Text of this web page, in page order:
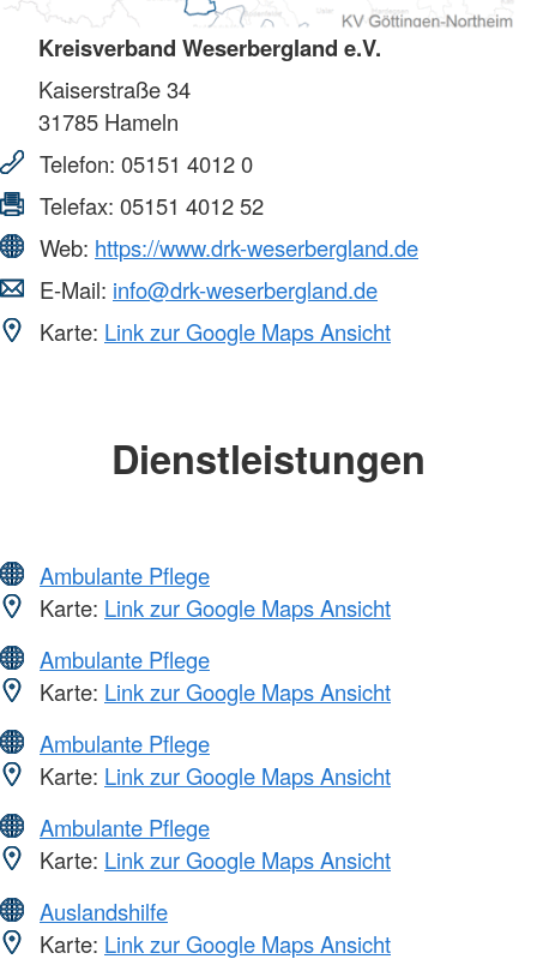
Kreisverband Weserbergland e.V.
Kaiserstraße 34
31785 Hameln
Telefon: 05151 4012 0
Telefax: 05151 4012 52
Web: https://www.drk-weserbergland.de
E-Mail: info@drk-weserbergland.de
Karte: Link zur Google Maps Ansicht
Dienstleistungen
Ambulante Pflege
Karte: Link zur Google Maps Ansicht
Ambulante Pflege
Karte: Link zur Google Maps Ansicht
Ambulante Pflege
Karte: Link zur Google Maps Ansicht
Ambulante Pflege
Karte: Link zur Google Maps Ansicht
Auslandshilfe
Karte: Link zur Google Maps Ansicht